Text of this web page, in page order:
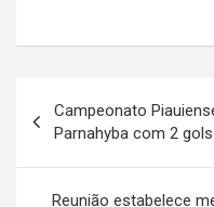
de
Post
Campeonato
Parnahyba com 2
Reunião estabelece